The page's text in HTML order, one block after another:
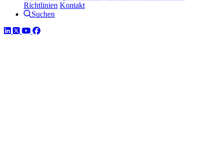
Richtlinien Kontakt
Suchen
LinkedIn
TwitterYouTube
Facebook